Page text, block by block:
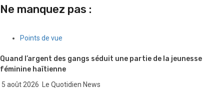
Ne manquez pas :
Points de vue
Quand l’argent des gangs séduit une partie de la jeunesse
féminine haïtienne
5 août 2026 Le Quotidien News